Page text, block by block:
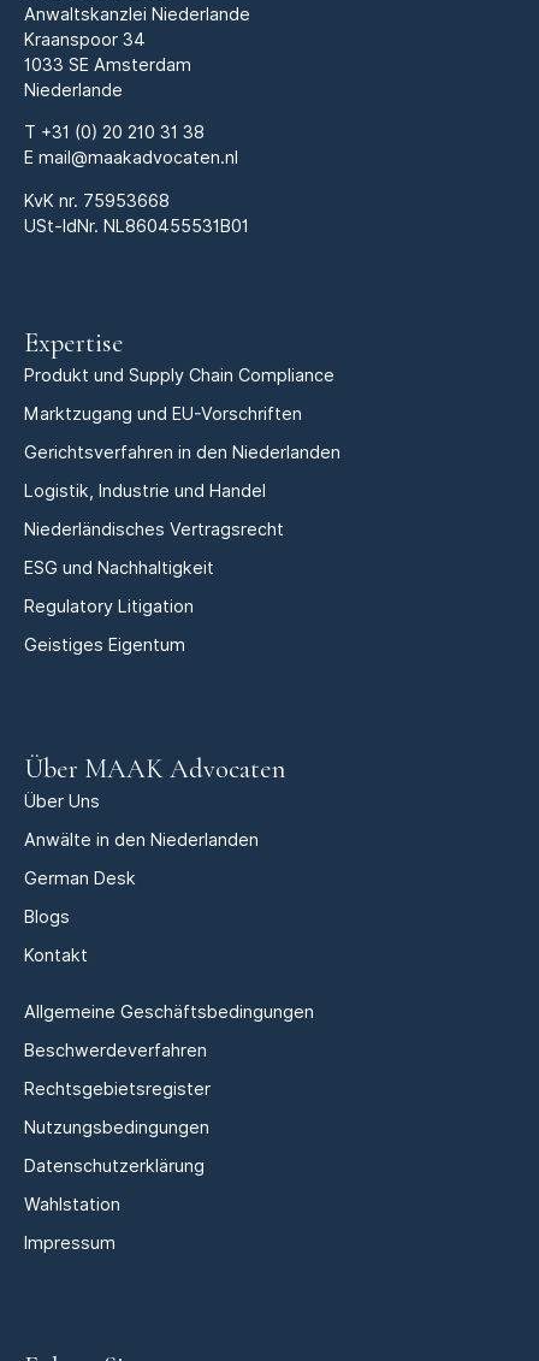
Anwaltskanzlei Niederlande
Kraanspoor 34
1033 SE Amsterdam
Niederlande
T +31 (0) 20 210 31 38
E mail@maakadvocaten.nl
KvK nr. 75953668
USt-IdNr. NL860455531B01
Expertise
Produkt und Supply Chain Compliance
Marktzugang und EU-Vorschriften
Gerichtsverfahren in den Niederlanden
Logistik, Industrie und Handel
Niederländisches Vertragsrecht
ESG und Nachhaltigkeit
Regulatory Litigation
Geistiges Eigentum
Über MAAK Advocaten
Über Uns
Anwälte in den Niederlanden
German Desk
Blogs
Kontakt
Allgemeine Geschäftsbedingungen
Beschwerdeverfahren
Rechtsgebietsregister
Nutzungsbedingungen
Datenschutzerklärung
Wahlstation
Impressum